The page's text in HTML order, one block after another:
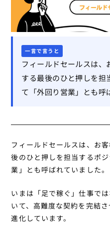
一言で言うと
フィールドセールスは、
する最後のひと押しを担
て「外回り営業」とも呼
フィールドセールスは、お
後のひと押しを担当するポ
業」とも呼ばれていました。
いまは「足で稼ぐ」仕事で
いて、高難度な契約を完結
進化しています。